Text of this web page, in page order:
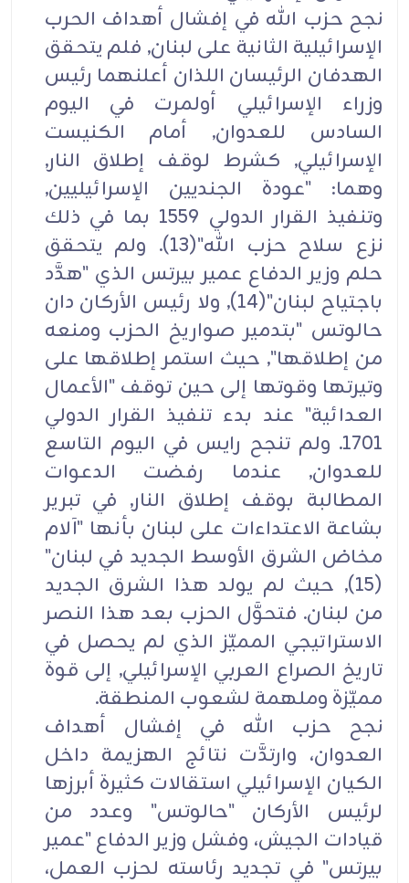
نجح حزب الله في إفشال أهداف الحرب
الإسرائيلية الثانية على لبنان, فلم يتحقق
الهدفان الرئيسان اللذان أعلنهما رئيس
وزراء الإسرائيلي أولمرت في اليوم
السادس للعدوان, أمام الكنيست
الإسرائيلي, كشرط لوقف إطلاق النار,
وهما: "عودة الجنديين الإسرائيليين,
وتنفيذ القرار الدولي 1559 بما في ذلك
نزع سلاح حزب الله"(13). ولم يتحقق
حلم وزير الدفاع عمير بيرتس الذي "هدَّد
باجتياح لبنان"(14), ولا رئيس الأركان دان
حالوتس "بتدمير صواريخ الحزب ومنعه
من إطلاقها", حيث استمر إطلاقها على
وتيرتها وقوتها إلى حين توقف "الأعمال
العدائية" عند بدء تنفيذ القرار الدولي
1701. ولم تنجح رايس في اليوم التاسع
للعدوان, عندما رفضت الدعوات
المطالبة بوقف إطلاق النار, في تبرير
بشاعة الاعتداءات على لبنان بأنها "آلام
مخاض الشرق الأوسط الجديد في لبنان"
(15), حيث لم يولد هذا الشرق الجديد
من لبنان. فتحوَّل الحزب بعد هذا النصر
الاستراتيجي المميّز الذي لم يحصل في
تاريخ الصراع العربي الإسرائيلي, إلى قوة
مميّزة وملهمة لشعوب المنطقة.
نجح حزب الله في إفشال أهداف
العدوان، وارتدَّت نتائج الهزيمة داخل
الكيان الإسرائيلي استقالات كثيرة أبرزها
لرئيس الأركان "حالوتس" وعدد من
قيادات الجيش، وفشل وزير الدفاع "عمير
بيرتس" في تجديد رئاسته لحزب العمل،